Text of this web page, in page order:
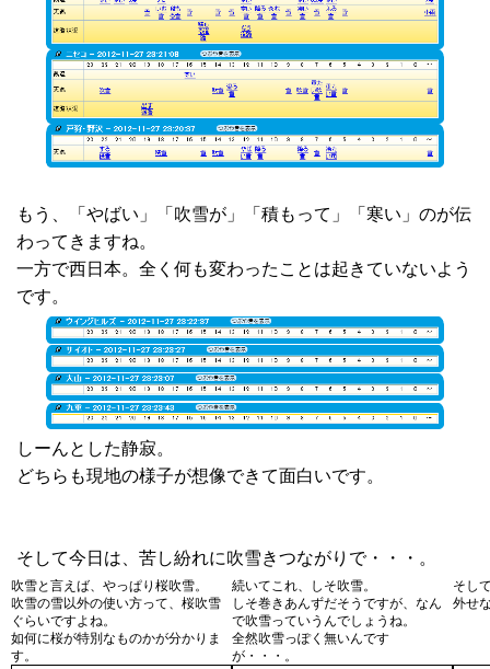
もう、「やばい」「吹雪が」「積もって」「寒い」のが伝
わってきますね。
一方で西日本。全く何も変わったことは起きていないよう
です。
しーんとした静寂。
どちらも現地の様子が想像できて面白いです。
そして今日は、苦し紛れに吹雪きつながりで・・・。
吹雪と言えば、やっぱり桜吹雪。
吹雪の雪以外の使い方って、桜吹雪
ぐらいですよね。
如何に桜が特別なものかが分かりま
す。
続いてこれ、しそ吹雪。
しそ巻きあんずだそうですが、なん
で吹雪っていうんでしょうね。
全然吹雪っぽく無いんです
が・・・。
そし
外せ